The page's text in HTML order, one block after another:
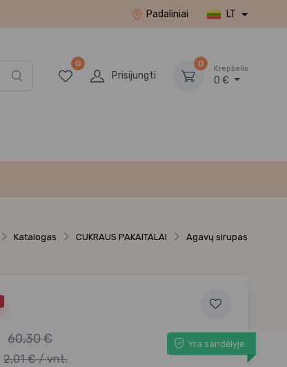
Padaliniai LT
0
Prisijungti
0
Krepšelis
0 €
Katalogas CUKRAUS PAKAITALAI Agavų sirupas
60,30 € Yra sandėlyje
2,01 € / vnt.